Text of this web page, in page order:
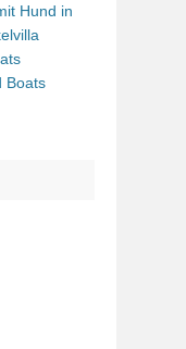
Hund in
Boats